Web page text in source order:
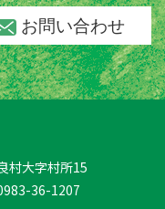
お問い合わせ
村大字村所15
36-1207